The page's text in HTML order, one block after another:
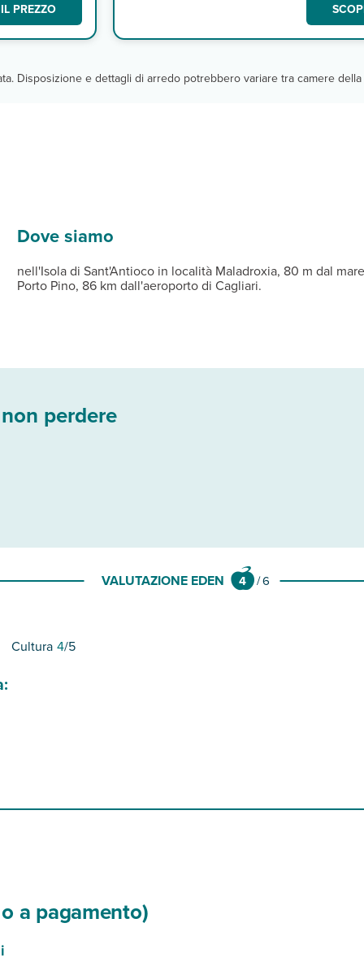
PREZZO
Disposizione e dettagli di arredo potrebbero variare tra camere
Dove siamo
nell'Isola di Sant'Antioco in località Maladroxia, 80 m dal
Porto Pino, 86 km dall'aeroporto di Cagliari.
presso gli stabilimenti balneari.
aria condizionata, Wi-Fi gratuito, Tv, cassaforte, servizi
e tipici locali.
esterna con idromassaggio. Nelle vicinanze a
perdere
VALUTAZIONE EDEN 4 /6
Cultura 4/5
a pagamento)